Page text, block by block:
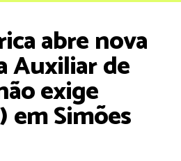
abre nova
Auxiliar de
exige
em Simões